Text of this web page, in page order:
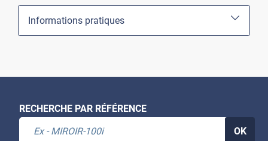
Informations pratiques
RECHERCHE PAR RÉFÉRENCE
OK